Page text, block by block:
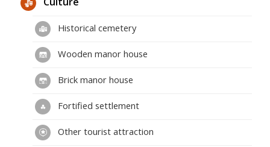
Historical cemetery
Wooden manor house
Brick manor house
Fortified settlement
Other tourist attraction